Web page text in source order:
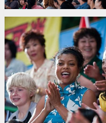
Продюсер: Will Smith, Jada
Фильм на английском
русском языках.
Дистрибьютор: Forum
Pежиссер :
Harald Zwart
В ролях: Jaden Smith,Jackie
Zhensu Wu,Zhiheng Wang,
Shijia Lü